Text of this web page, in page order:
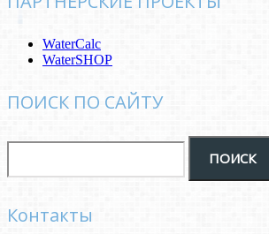
WaterCalc
WaterSHOP
ПОИСК ПО САЙТУ
Контакты